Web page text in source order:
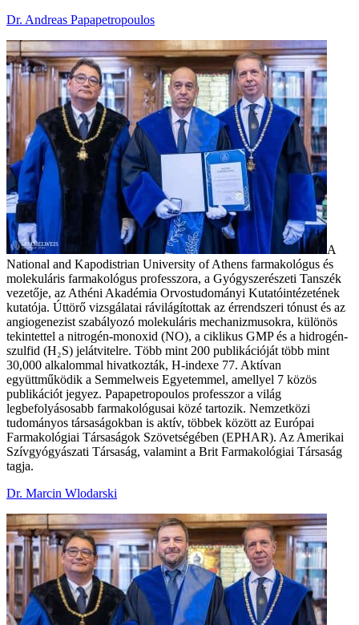
Dr. Andreas Papapetropoulos
A
National and Kapodistrian University of Athens farmakológus és
molekuláris farmakológus professzora, a Gyógyszerészeti Tanszék
vezetője, az Athéni Akadémia Orvostudományi Kutatóintézetének
kutatója. Úttörő vizsgálatai rávilágítottak az érrendszeri tónust és az
angiogenezist szabályozó molekuláris mechanizmusokra, különös
tekintettel a nitrogén-monoxid (NO), a ciklikus GMP és a hidrogén-
szulfid (H₂S) jelátvitelre. Több mint 200 publikációját több mint
30,000 alkalommal hivatkozták, H-indexe 77. Aktívan
együttműködik a Semmelweis Egyetemmel, amellyel 7 közös
publikációt jegyez. Papapetropoulos professzor a világ
legbefolyásosabb farmakológusai közé tartozik. Nemzetközi
tudományos társaságokban is aktív, többek között az Európai
Farmakológiai Társaságok Szövetségében (EPHAR). Az Amerikai
Szívgyógyászati Társaság, valamint a Brit Farmakológiai Társaság
tagja.
Dr. Marcin Wlodarski